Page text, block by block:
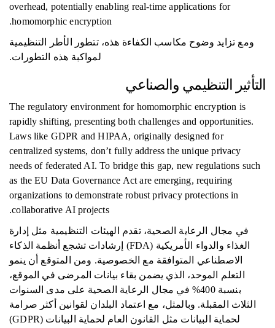
overhead, potentially enabling real-time applications for
homomorphic encryption.
ومع تزايد وضوح مكاسب الكفاءة هذه، تتطور الأطر التنظيمية
لمواكبة هذه التطورات.
التأثير التنظيمي والصناعي
The regulatory environment for homomorphic encryption is
rapidly shifting, presenting both challenges and opportunities.
Laws like GDPR and HIPAA, originally designed for
centralized systems, don’t fully address the unique privacy
needs of federated AI. To bridge this gap, new regulations such
as the EU Data Governance Act are emerging, requiring
organizations to demonstrate robust privacy protections in
collaborative AI projects.
في مجال الرعاية الصحية، تقدم الهيئات التنظيمية مثل إدارة
الغذاء والدواء الأمريكية (FDA) إرشادات تشجع أنظمة الذكاء
الاصطناعي المتوافقة مع الخصوصية. ومن المتوقع أن ينمو
التعلم الموحد، الذي يضمن بقاء بيانات المرضى في الموقع،
بنسبة 400% في مجال الرعاية الصحية على مدى السنوات
الثلاث المقبلة. وبالمثل، مع اعتماد البلدان لقوانين أكثر صرامة
لحماية البيانات مثل القانون العام لحماية البيانات (GDPR)